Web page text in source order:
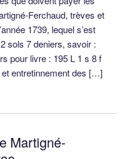
Ferchaud, trèves et
1739, lequel s’est
sols 7 deniers, savoir :
pour livre : 195 L 1 s 8 f
entretinnement des […]
Martigné-